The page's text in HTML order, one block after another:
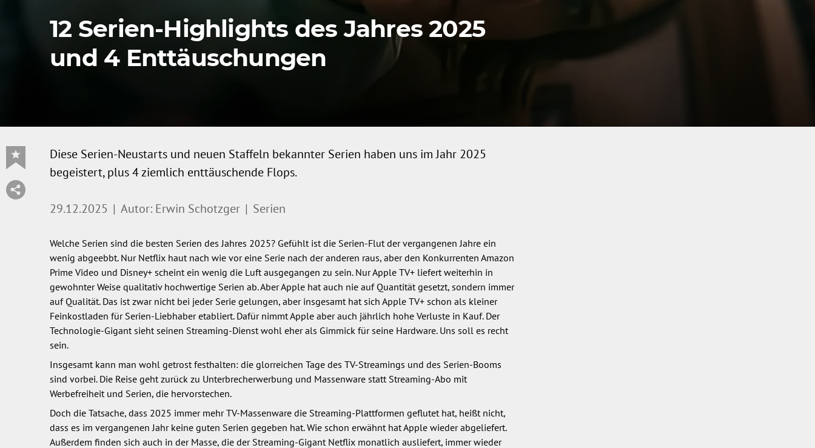
12 Serien-Highlights des Jahres 2025
und 4 Enttäuschungen
Diese Serien-Neustarts und neuen Staffeln bekannter Serien haben uns im Jahr 2025
begeistert, plus 4 ziemlich enttäuschende Flops.
29.12.2025 | Autor: Erwin Schotzger | Serien
Welche Serien sind die besten Serien des Jahres 2025? Gefühlt ist die Serien-Flut der vergangenen Jahre ein
wenig abgeebbt. Nur Netflix haut nach wie vor eine Serie nach der anderen raus, aber den Konkurrenten Amazon
Prime Video und Disney+ scheint ein wenig die Luft ausgegangen zu sein. Nur Apple TV+ liefert weiterhin in
gewohnter Weise qualitativ hochwertige Serien ab. Aber Apple hat auch nie auf Quantität gesetzt, sondern immer
auf Qualität. Das ist zwar nicht bei jeder Serie gelungen, aber insgesamt hat sich Apple TV+ schon als kleiner
Feinkostladen für Serien-Liebhaber etabliert. Dafür nimmt Apple aber auch jährlich hohe Verluste in Kauf. Der
Technologie-Gigant sieht seinen Streaming-Dienst wohl eher als Gimmick für seine Hardware. Uns soll es recht
sein.
Insgesamt kann man wohl getrost festhalten: die glorreichen Tage des TV-Streamings und des Serien-Booms
sind vorbei. Die Reise geht zurück zu Unterbrecherwerbung und Massenware statt Streaming-Abo mit
Werbefreiheit und Serien, die hervorstechen.
Doch die Tatsache, dass 2025 immer mehr TV-Massenware die Streaming-Plattformen geflutet hat, heißt nicht,
dass es im vergangenen Jahr keine guten Serien gegeben hat. Wie schon erwähnt hat Apple wieder abgeliefert.
Außerdem finden sich auch in der Masse, die der Streaming-Gigant Netflix monatlich ausliefert, immer wieder